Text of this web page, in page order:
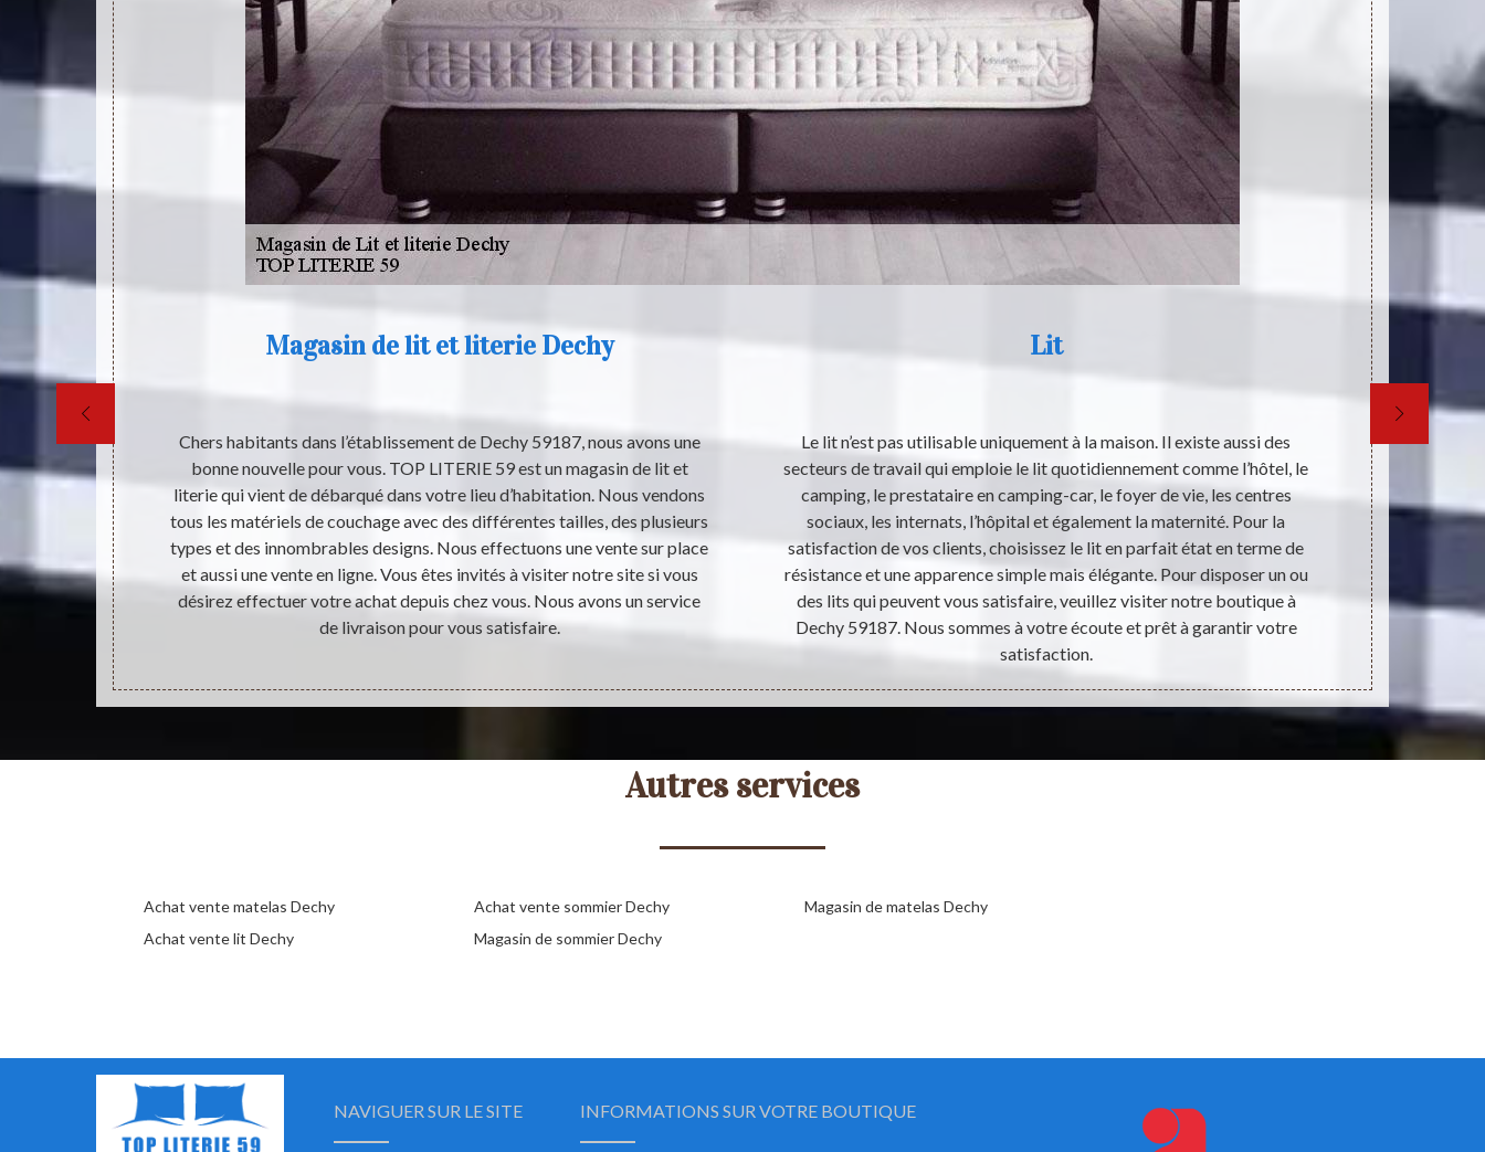
un lit. Le
santé.
un lit
dans un
Magasin de lit et literie Dechy
Chers habitants dans l’établissement de Dechy 59187, nous avons une
bonne nouvelle pour vous. TOP LITERIE 59 est un magasin de lit et
literie qui vient de débarqué dans votre lieu d’habitation. Nous vendons
tous les matériels de couchage avec des différentes tailles, des plusieurs
types et des innombrables designs. Nous effectuons une vente sur place
et aussi une vente en ligne. Vous êtes invités à visiter notre site si vous
désirez effectuer votre achat depuis chez vous. Nous avons un service
de livraison pour vous satisfaire.
Lit
Le lit n’est pas utilisable uniquement à la maison. Il existe aussi des
secteurs de travail qui emploie le lit quotidiennement comme l’hôtel, le
camping, le prestataire en camping-car, le foyer de vie, les centres
sociaux, les internats, l’hôpital et également la maternité. Pour la
satisfaction de vos clients, choisissez le lit en parfait état en terme de
résistance et une apparence simple mais élégante. Pour disposer un ou
des lits qui peuvent vous satisfaire, veuillez visiter notre boutique à
Dechy 59187. Nous sommes à votre écoute et prêt à garantir votre
satisfaction.
Les
qu'il faut
de recueillir
Autres services
Achat vente matelas Dechy
Achat vente lit Dechy
Achat vente sommier Dechy
Magasin de sommier Dechy
Magasin de matelas Dechy
NAVIGUER SUR LE SITE INFORMATIONS SUR VOTRE BOUTIQUE